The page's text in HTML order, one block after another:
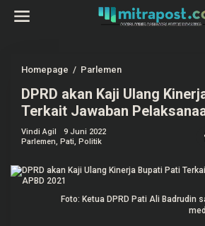
Homepage / Parlemen
R
D
a
j
U
DPRD akan Kaji Ulang
Terkait Jawaban
Vindi Agil
9 Juni 2022
Parlemen, Pati, Politik
Foto: Ketua DPRD Pati Ali Badrudin